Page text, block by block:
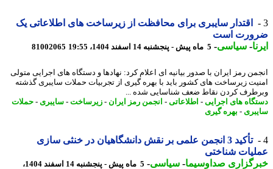
اقتدار سایبری برای محافظت از زیرساخت های اطلاعاتی یک
است
-سیاسی-5 ماه پیش - پنجشنبه 14 اسفند 1404، 19:55 81002065
رمز ایران با صدور بیانیه ای اعلام کرد: نهادها و دستگاه های اجرایی متولی
زیرساخت های کشور باید با بهره گیری از تجربیات حملات سایبری گذشته
کردن نقاط ضعف شناسایی شده ...
های اجرایی- اطلاعاتی-انجمن رمز ایران - زیرساخت-سایبری- حملات
- بهره گیری
تأکید 3 انجمن علمی بر نقش دانشگاهیان در خنثی سازی
شناختی
صداوسیما-سیاسی-
5 ماه پیش - پنجشنبه 14 اسفند 1404،